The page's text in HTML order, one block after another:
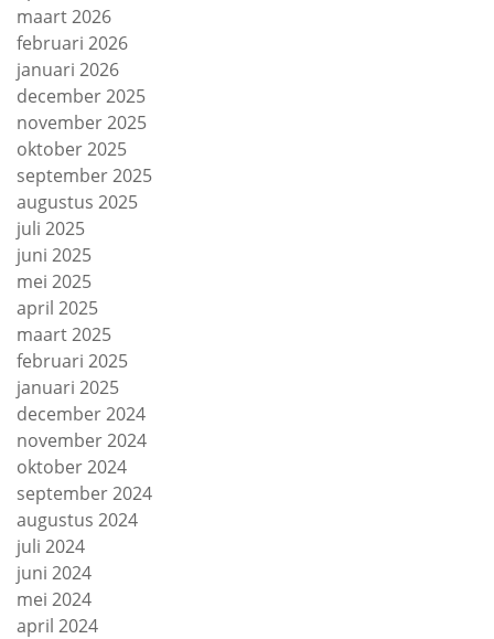
maart 2026
februari 2026
januari 2026
december 2025
november 2025
oktober 2025
september 2025
augustus 2025
juli 2025
juni 2025
mei 2025
april 2025
maart 2025
februari 2025
januari 2025
december 2024
november 2024
oktober 2024
september 2024
augustus 2024
juli 2024
juni 2024
mei 2024
april 2024